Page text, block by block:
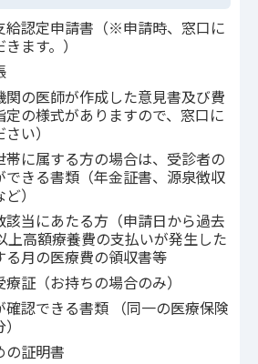
給認定申請書（※申請時、窓口に
ます。）
関の医師が作成した意見書及び費
の様式がありますので、窓口に
い）
帯に属する方の場合は、受診者の
できる書類（年金証書、源泉徴収
）
該当にあたる方（申請日から過去
上高額療養費の支払いが発生した
る月の医療費の領収書等
証（お持ちの場合のみ）
確認できる書類 （同一の医療保険
の証明書